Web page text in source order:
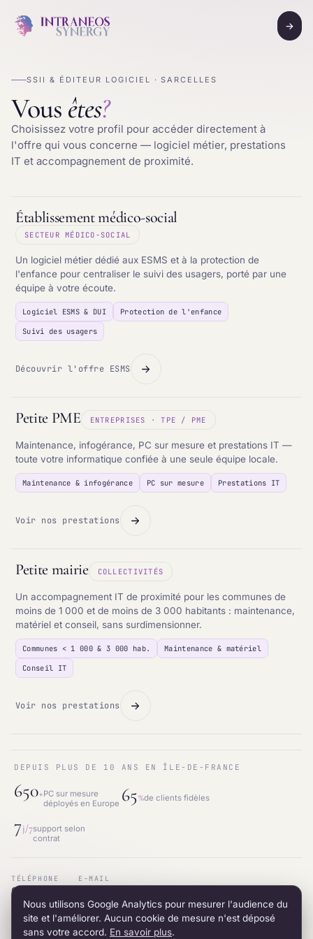
→
SSII & ÉDITEUR LOGICIEL · SARCELLES
Vous êtes?
Choisissez votre profil pour accéder directement à
l'offre qui vous concerne — logiciel métier, prestations
IT et accompagnement de proximité.
Établissement médico-social
SECTEUR MÉDICO-SOCIAL
Un logiciel métier dédié aux ESMS et à la protection de
l'enfance pour centraliser le suivi des usagers, porté par une
équipe à votre écoute.
Logiciel ESMS & DUI
Protection de l'enfance
Suivi des usagers
Découvrir l'offre ESMS
Petite PME ENTREPRISES · TPE / PME
Maintenance, infogérance, PC sur mesure et prestations IT —
toute votre informatique confiée à une seule équipe locale.
Maintenance & infogérance PC sur mesure Prestations IT
Voir nos prestations
Petite mairie COLLECTIVITÉS
Un accompagnement IT de proximité pour les communes de
moins de 1 000 et de moins de 3 000 habitants : maintenance,
matériel et conseil, sans surdimensionner.
Communes < 1 000 & 3 000 hab.
Maintenance & matériel
Conseil IT
Voir nos prestations
DEPUIS PLUS DE 10 ANS EN ÎLE-DE-FRANCE
650+PC sur mesure
déployés en Europe 65%de clients fidèles
7j/7support selon
contrat
TÉLÉPHONE
01.87.53.66.31
E-MAIL
ADRESSE
12 avenue du 8 mai 1945 · 95200 Sarcelles
RÉSEAU
LinkedIn
Nous utilisons Google Analytics pour mesurer l'audience du
site et l'améliorer. Aucun cookie de mesure n'est déposé
sans votre accord. En savoir plus.